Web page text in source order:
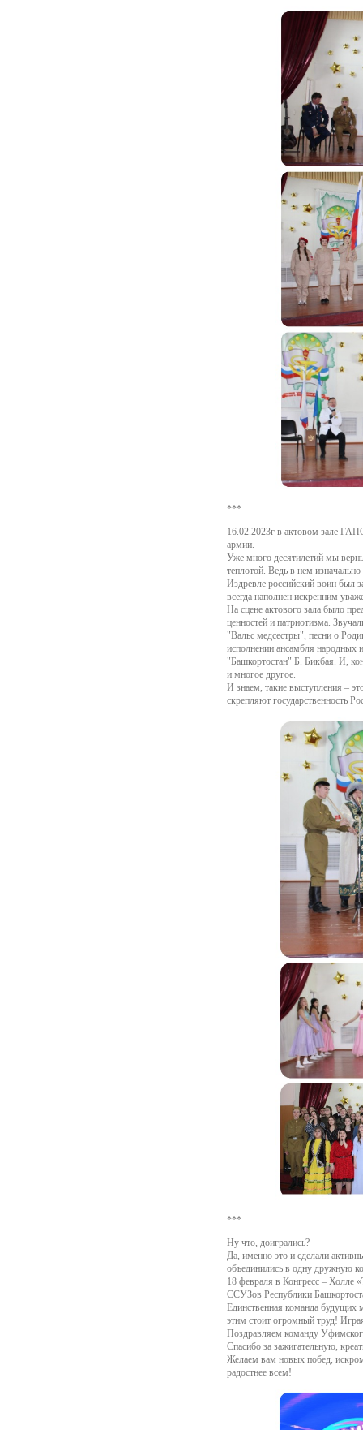
***
16.02.2023г в актовом зале
армии.
Уже много десятилетий мы
теплотой. Ведь в нем
Издревле российский воин был
всегда наполнен искренним
На сцене актового зала было
ценностей и патриотизма.
"Вальс медсестры", песни о
исполнении ансамбля народных
"Башкортостан" Б. Бикбая. И,
и многое другое.
И знаем, такие выступления –
скрепляют государственность
***
Ну что, доигрались?
Да, именно это и сделали
объединились в одну дружную
18 февраля в Конгресс – Холле
ССУЗов Республики
Единственная команда будущих
этим стоит огромный труд!
Поздравляем команду
Спасибо за зажигательную,
Желаем вам новых побед,
радостнее всем!